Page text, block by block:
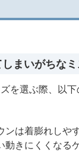
まいがちな
を選ぶ際、以
ンは着膨れしや
きにくくなる